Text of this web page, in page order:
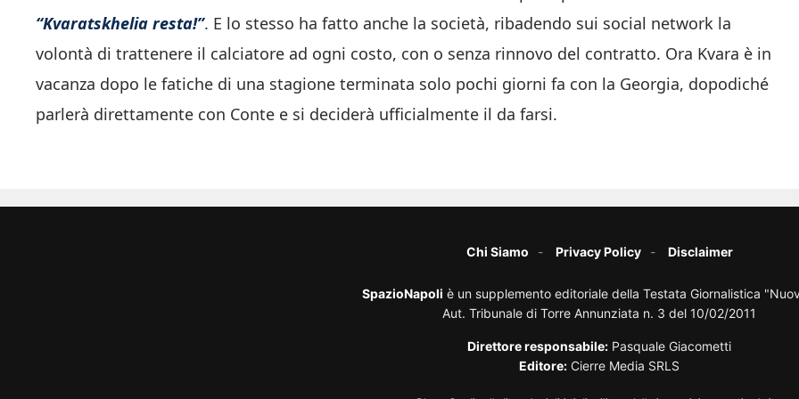
“Kvaratskhelia resta!”. E lo stesso ha fatto anche la società, ribadendo sui social network la
volontà di trattenere il calciatore ad ogni costo, con o senza rinnovo del contratto. Ora Kvara è in
vacanza dopo le fatiche di una stagione terminata solo pochi giorni fa con la Georgia, dopodiché
parlerà direttamente con Conte e si deciderà ufficialmente il da farsi.
Chi Siamo Privacy Policy Disclaimer
SpazioNapoli è un supplemento editoriale della Testata Giornalistica
Aut. Tribunale di Torre Annunziata n. 3 del 10/02/2011
Direttore responsabile: Pasquale Giacometti
Editore: Cierre Media SRLS